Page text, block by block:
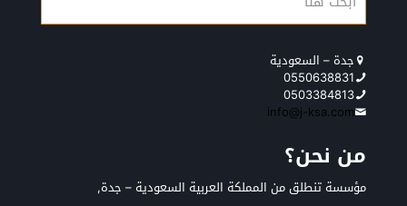
جدة – السعودية
0550638831
0503384813
info@j-ksa.com
من نحن؟
مؤسسة تنطلق من المملكة العربية السعودية – جدة,